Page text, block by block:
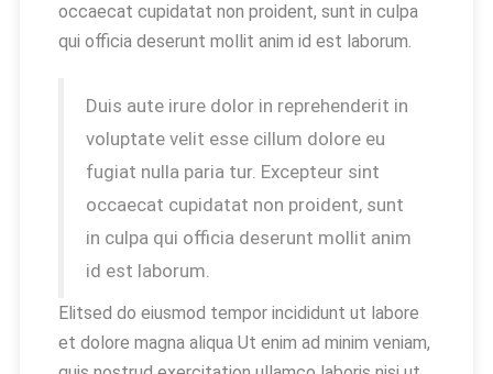
occaecat cupidatat non proident, sunt in culpa
qui officia deserunt mollit anim id est laborum.
Duis aute irure dolor in reprehenderit in
voluptate velit esse cillum dolore eu
fugiat nulla paria tur. Excepteur sint
occaecat cupidatat non proident, sunt
in culpa qui officia deserunt mollit anim
id est laborum.
Elitsed do eiusmod tempor incididunt ut labore
et dolore magna aliqua Ut enim ad minim veniam,